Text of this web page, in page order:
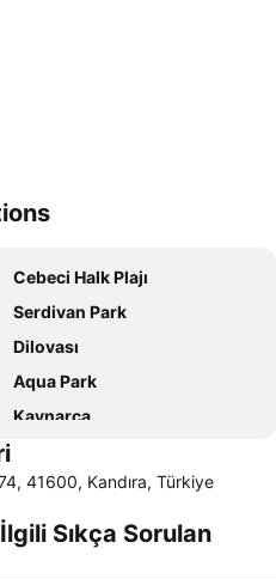
Cebeci Halk Plajı
Serdivan Park
Dilovası
Aqua Park
Kaynarca
Eker Lokantası
41600, Kandıra, Türkiye
Sıkça Sorulan